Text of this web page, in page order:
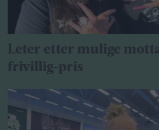
Leter etter mulige
frivillig-pris